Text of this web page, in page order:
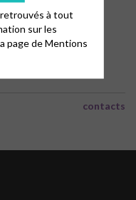
contacts
à tout
sur les
page deMentions